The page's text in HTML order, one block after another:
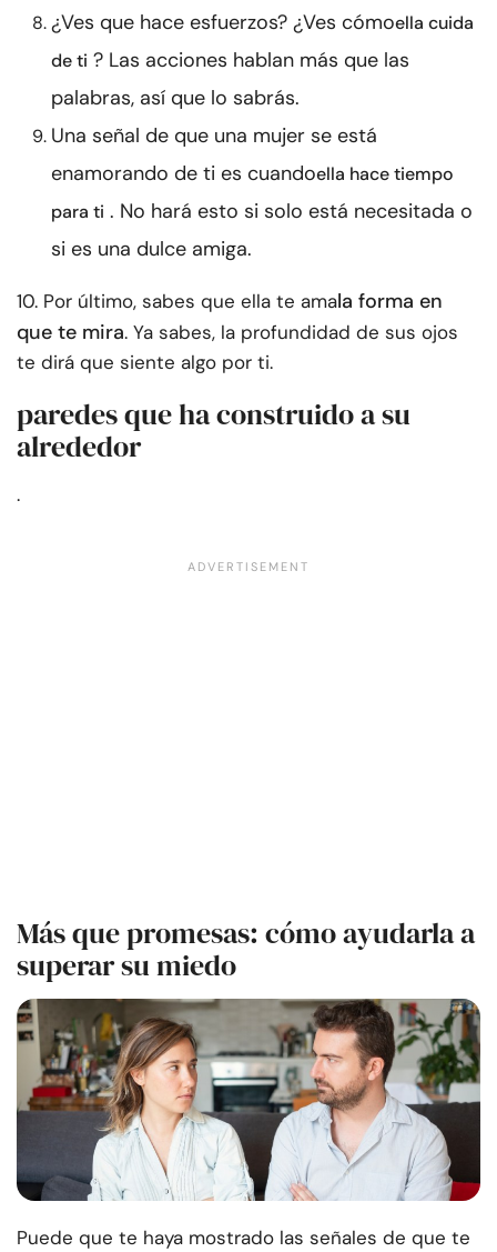
¿Ves que hace esfuerzos? ¿Ves cómoella cuida
de ti ? Las acciones hablan más que las
palabras, así que lo sabrás.
Una señal de que una mujer se está
enamorando de ti es cuandoella hace tiempo
para ti . No hará esto si solo está necesitada o
si es una dulce amiga.
10. Por último, sabes que ella te amala forma en
que te mira. Ya sabes, la profundidad de sus ojos
te dirá que siente algo por ti.
paredes que ha construido a su
alrededor
.
Más que promesas: cómo ayudarla a
superar su miedo
Puede que te haya mostrado las señales de que te